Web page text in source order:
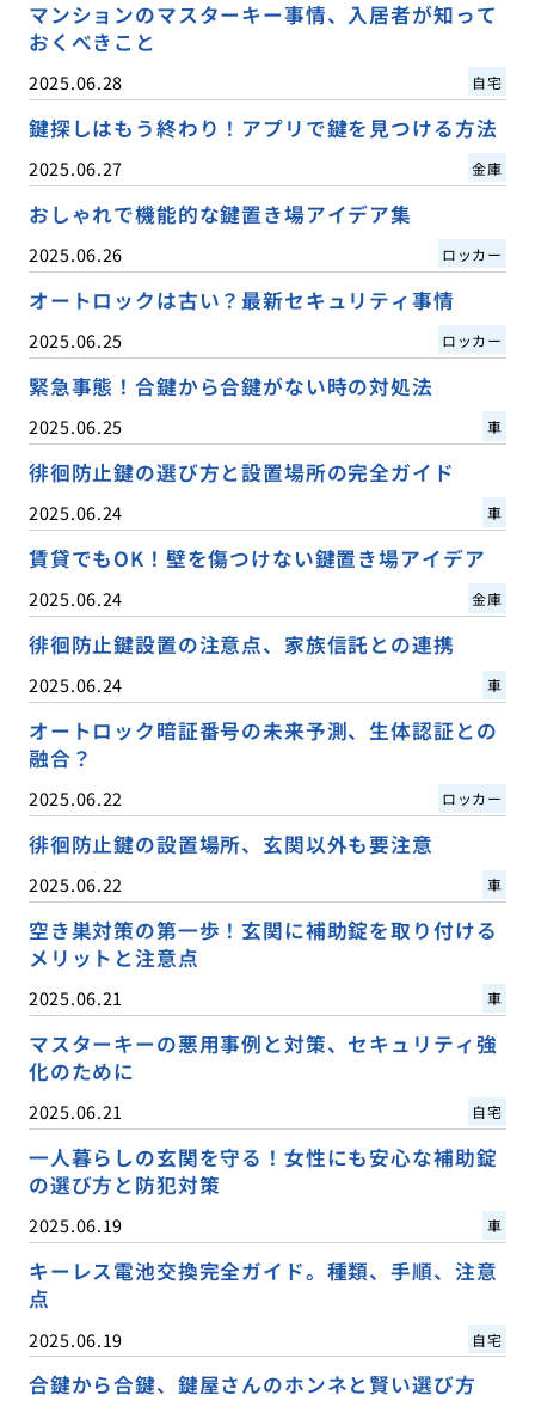
マンションのマスターキー事情、入居者が知って
おくべきこと
2025.06.28 自宅
鍵探しはもう終わり！アプリで鍵を見つける方法
2025.06.27 金庫
おしゃれで機能的な鍵置き場アイデア集
2025.06.26 ロッカー
オートロックは古い？最新セキュリティ事情
2025.06.25 ロッカー
緊急事態！合鍵から合鍵がない時の対処法
2025.06.25 車
徘徊防止鍵の選び方と設置場所の完全ガイド
2025.06.24 車
賃貸でもOK！壁を傷つけない鍵置き場アイデア
2025.06.24 金庫
徘徊防止鍵設置の注意点、家族信託との連携
2025.06.24 車
オートロック暗証番号の未来予測、生体認証との
融合？
2025.06.22 ロッカー
徘徊防止鍵の設置場所、玄関以外も要注意
2025.06.22 車
空き巣対策の第一歩！玄関に補助錠を取り付ける
メリットと注意点
2025.06.21 車
マスターキーの悪用事例と対策、セキュリティ強
化のために
2025.06.21 自宅
一人暮らしの玄関を守る！女性にも安心な補助錠
の選び方と防犯対策
2025.06.19 車
キーレス電池交換完全ガイド。種類、手順、注意
点
2025.06.19 自宅
合鍵から合鍵、鍵屋さんのホンネと賢い選び方